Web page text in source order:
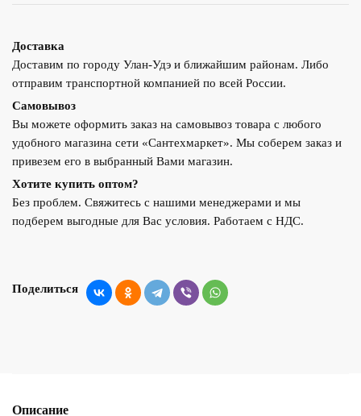
Доставка
Доставим по городу Улан-Удэ и ближайшим районам. Либо
отправим транспортной компанией по всей России.
Самовывоз
Вы можете оформить заказ на самовывоз товара с любого
удобного магазина сети «Сантехмаркет». Мы соберем заказ и
привезем его в выбранный Вами магазин.
Хотите купить оптом?
Без проблем. Свяжитесь с нашими менеджерами и мы
подберем выгодные для Вас условия. Работаем с НДС.
Поделиться
Описание